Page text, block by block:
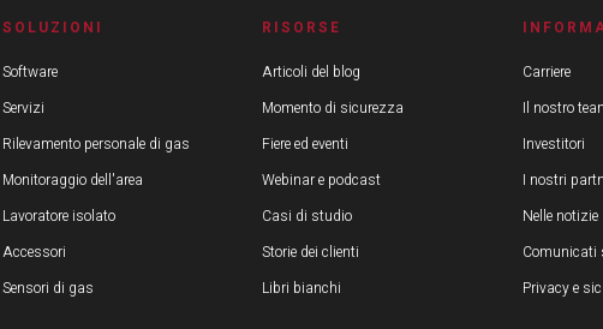
SOLUZIONI
Software
Servizi
Rilevamento personale di gas
Monitoraggio dell'area
Lavoratore isolato
Accessori
Sensori di gas
RISORSE
Articoli del blog
Momento di sicurezza
Fiere ed eventi
Webinar e podcast
Casi di studio
Storie dei clienti
Libri bianchi
Carriere
Il nostro
Investitori
I nostri
Nelle notizie
Privacy e